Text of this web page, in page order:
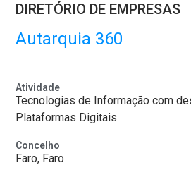
DIRETÓRIO DE EMPRESAS
Autarquia 360
Atividade
Tecnologias de Informação com
Plataformas Digitais
Concelho
Faro, Faro